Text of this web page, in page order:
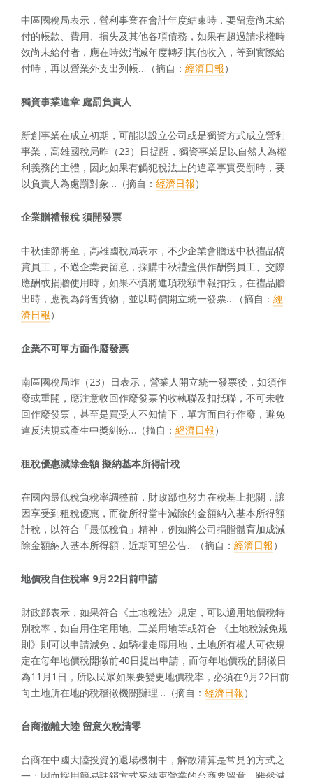
中區國稅局表示，營利事業在會計年度結束時，要留意尚未給
付的帳款、費用、損失及其他各項債務，如果有超過請求權時
效尚未給付者，應在時效消滅年度轉列其他收入，等到實際給
付時，再以營業外支出列帳…（摘自： 經濟日報）
獨資事業違章 處罰負責人
新創事業在成立初期，可能以設立公司或是獨資方式成立營利
事業，高雄國稅局昨（23）日提醒，獨資事業是以自然人為權
利義務的主體，因此如果有觸犯稅法上的違章事實受罰時，要
以負責人為處罰對象…（摘自： 經濟日報）
企業贈禮報稅 須開發票
中秋佳節將至，高雄國稅局表示，不少企業會贈送中秋禮品犒
賞員工，不過企業要留意，採購中秋禮盒供作酬勞員工、交際
應酬或捐贈使用時，如果不慎將進項稅額申報扣抵，在禮品贈
出時，應視為銷售貨物，並以時價開立統一發票…（摘自： 經
濟日報）
企業不可單方面作廢發票
南區國稅局昨（23）日表示，營業人開立統一發票後，如須作
廢或重開，應注意收回作廢發票的收執聯及扣抵聯，不可未收
回作廢發票，甚至是買受人不知情下，單方面自行作廢，避免
違反法規或產生中獎糾紛…（摘自： 經濟日報）
租稅優惠減除金額 擬納基本所得計稅
在國內最低稅負稅率調整前，財政部也努力在稅基上把關，讓
因享受到租稅優惠，而從所得當中減除的金額納入基本所得額
計稅，以符合「最低稅負」精神，例如將公司捐贈體育加成減
除金額納入基本所得額，近期可望公告…（摘自： 經濟日報）
地價稅自住稅率 9月22日前申請
財政部表示，如果符合《土地稅法》規定，可以適用地價稅特
別稅率，如自用住宅用地、工業用地等或符合 《土地稅減免規
則》則可以申請減免，如騎樓走廊用地，土地所有權人可依規
定在每年地價稅開徵前40日提出申請，而每年地價稅的開徵日
為11月1日，所以民眾如果要變更地價稅率，必須在9月22日前
向土地所在地的稅稽徵機關辦理…（摘自： 經濟日報）
台商撤離大陸 留意欠稅清零
台商在中國大陸投資的退場機制中，解散清算是常見的方式之